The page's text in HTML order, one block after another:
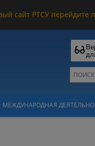
сайт РТСУ перейдите
МЕЖДУНАРОДНАЯ